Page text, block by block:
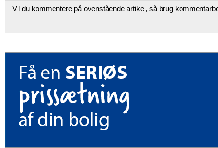
Vil du kommentere på ovenstående artikel, så brug